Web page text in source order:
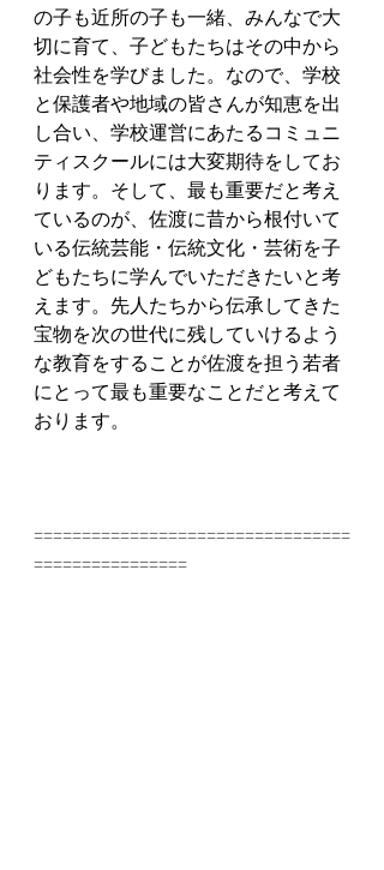
の子も近所の子も一緒、みんなで大
切に育て、子どもたちはその中から
社会性を学びました。なので、学校
と保護者や地域の皆さんが知恵を出
し合い、学校運営にあたるコミュニ
ティスクールには大変期待をしてお
ります。そして、最も重要だと考え
ているのが、佐渡に昔から根付いて
いる伝統芸能・伝統文化・芸術を子
どもたちに学んでいただきたいと考
えます。先人たちから伝承してきた
宝物を次の世代に残していけるよう
な教育をすることが佐渡を担う若者
にとって最も重要なことだと考えて
おります。
=================================
================